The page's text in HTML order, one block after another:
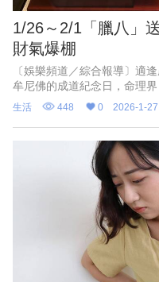
1/26～2/1「臘八」
財氣爆棚
〔娛樂頻道／綜合報導〕適
牟尼佛的成道紀念日，命理
並分析除本週12生肖運勢，
過吃素、打掃家裡或周遭環
運！
生活 448 0 2026-1-27